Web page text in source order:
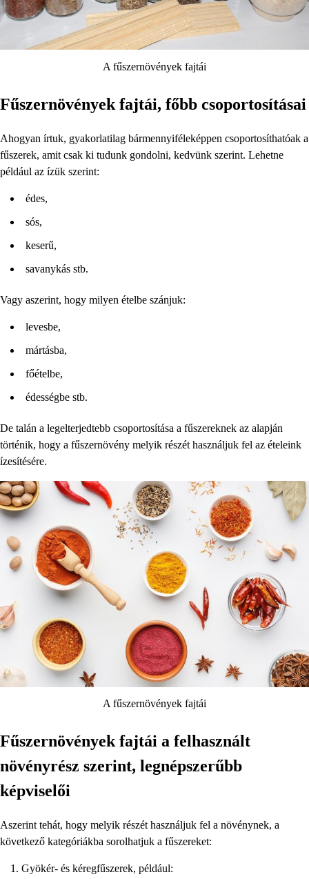
A fűszernövények fajtái
Fűszernövények fajtái, főbb csoportosításai
Ahogyan írtuk, gyakorlatilag bármennyiféleképpen csoportosíthatóak a
fűszerek, amit csak ki tudunk gondolni, kedvünk szerint. Lehetne
például az ízük szerint:
édes,
sós,
keserű,
savanykás stb.
Vagy aszerint, hogy milyen ételbe szánjuk:
levesbe,
mártásba,
főételbe,
édességbe stb.
De talán a legelterjedtebb csoportosítása a fűszereknek az alapján
történik, hogy a fűszernövény melyik részét használjuk fel az ételeink
ízesítésére.
A fűszernövények fajtái
Fűszernövények fajtái a felhasznált
növényrész szerint, legnépszerűbb
képviselői
Aszerint tehát, hogy melyik részét használjuk fel a növénynek, a
következő kategóriákba sorolhatjuk a fűszereket:
Gyökér- és kéregfűszerek, például: